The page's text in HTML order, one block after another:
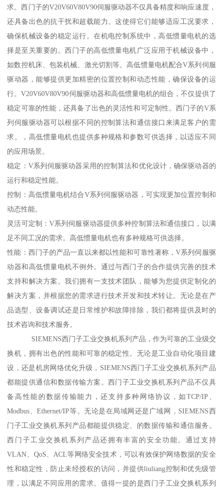
求。西门子的V20V60V80V90伺服驱动器不仅具备精度和响应速度，
还具备出色的抗干扰和超载能力。这使得它们能够适应工况要求，
确保机械设备的稳定运行。在机电控制系统中，高低惯量电机的选
择是至关重要的。西门子的高低惯量电机广泛应用于机械设备中，
如数控机床、包装机械、激光切割等。高低惯量电机配合V系列伺服
驱动器，能够提供更加精密的位置控制和动态性能，确保设备的运
行。V20V60V80V90伺服驱动器和高低惯量电机的组合，不仅提供了
稳定可靠的性能，还具备了出色的灵活性和可定制性。西门子的V系
列伺服驱动器可以根据不同的控制算法和通信接口来满足客户的需
求。，高低惯量电机也提供多种规格和参数可供选择，以适应不同
的应用场景。
稳定：V系列伺服驱动器采用的控制算法和优化设计，确保驱动器的
运行和稳定性能。
控制：高低惯量电机结合V系列伺服驱动器，可实现更加位置控制和
动态性能。
灵活可定制：V系列伺服驱动器提供多种控制算法和通信接口，以满
足不同工况的需求。高低惯量电机也有多种规格可供选择。
性能：西门子的产品一直以来都以性能和可靠性著称，V系列伺服驱
动器和高低惯量电机不例外。通过与西门子的合作提供完善的技术
支持和解决方案。我们拥有一支技术团队，能够为您提供定制化的
解决方案，并根据您的需求进行技术开发和技术转让。无论是在产
品选型、设备调试还是日常维护和故障排除，我们都将提供及时的
技术咨询和技术服务。
SIEMENS西门子工业交换机系列产品，作为可靠的工业级交
换机，拥有出色的性能和可靠的稳定性。无论是工业自动化项目建
设，还是机房网络优化升级，SIEMENS西门子工业交换机系列产品
都能提供通信和数据传输方案。西门子工业交换机系列产品不仅具
备高性能的数据传输能力，还支持多种网络协议，如TCP/IP、
Modbus、Ethernet/IP等。无论是在局域网还是广域网，SIEMENS西
门子工业交换机系列产品都能提供稳定、的数据传输和通信服务。
西门子工业交换机系列产品还拥有丰富的安全功能。通过支持
VLAN、QoS、ACL等网络安全技术，可以有效保护网络数据的安全
性和稳定性，防止未经授权的访问，并提供liuliang控制和优先级管
理，以满足不同应用的需求。值得一提的是西门子工业交换机系列